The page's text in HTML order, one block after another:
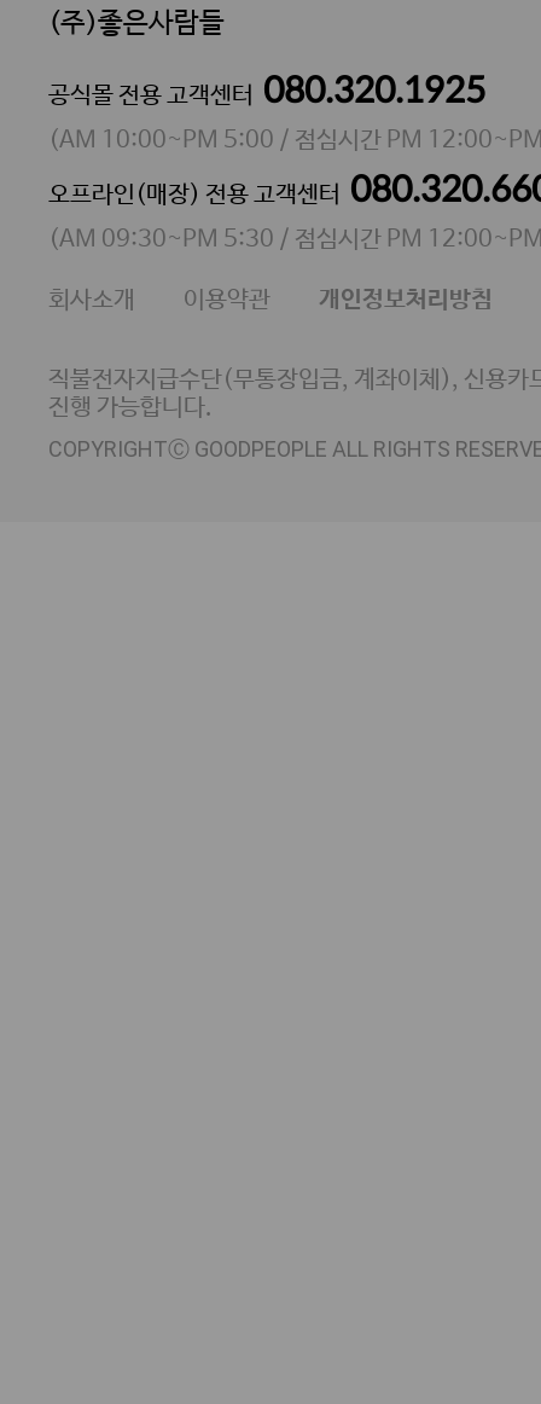
(주)좋은사람들
대표 이성현,박영환| 개인정보관리책임자 김상현
소재지 서울특별시 마포구 마포대로4다길 41 마포
통신판매업 신고번호 2023-서울마포-3931호
사업자등록번호 105-81-58242
E-MAIL goodpeople@gpin.co.kr
사업자정보확인
이니시스 에스크로 서비
공식몰 전용 고객센터 080.320.1925
(AM 10:00~PM 5:00 / 점심시간 PM
오프라인(매장) 전용 고객센터
(AM 09:30~PM 5:30 / 점심시간 PM
회사소개 이용약관 개인정보처리방침
직불전자지급수단(무통장입금, 계좌이체), 신용카
진행 가능합니다.
COPYRIGHTⒸ GOODPEOPLE ALL RIGHTS